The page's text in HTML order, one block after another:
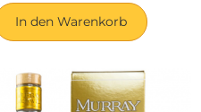
In den Warenkorb